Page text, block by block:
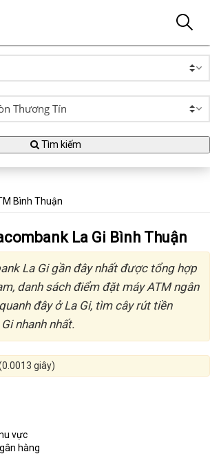
Tìm kiếm
Bình Thuận
La Gi Bình Thuận
La Gi gần đây nhất được tổng hợp
danh sách điểm đặt máy ATM ngân
đây ở La Gi, tìm cây rút tiền
nhanh nhất.
giây)
vực
hàng